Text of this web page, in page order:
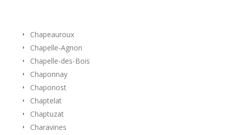
Chapeauroux
Chapelle-Agnon
Chapelle-des-Bois
Chaponnay
Chaponost
Chaptelat
Chaptuzat
Charavines